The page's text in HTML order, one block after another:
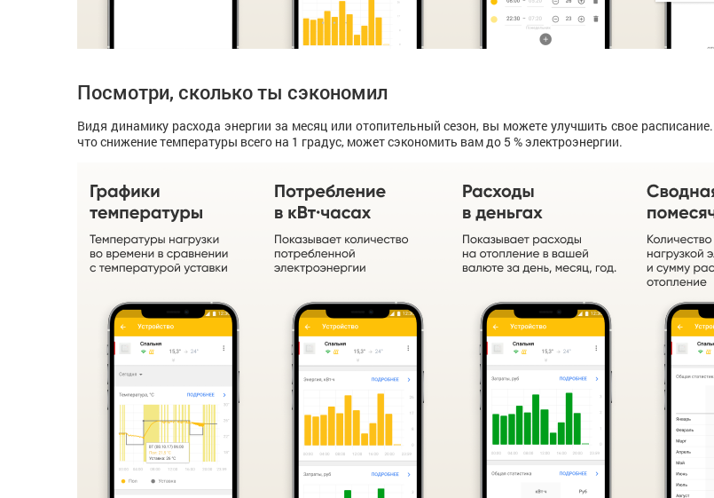
Посмотри, сколько ты сэкономил
Видя динамику расхода энергии за месяц или отопительный сезон, вы можете улучшить свое
что снижение температуры всего на 1 градус, может сэкономить вам до 5 % электроэнергии.